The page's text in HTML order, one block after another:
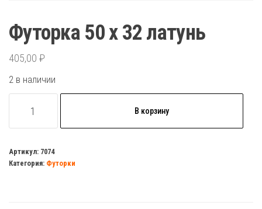
Футорка 50 х 32 латунь
405,00 ₽
2 в наличии
товара
50
х
В корзину
Артикул: 7074
Категория: Футорки